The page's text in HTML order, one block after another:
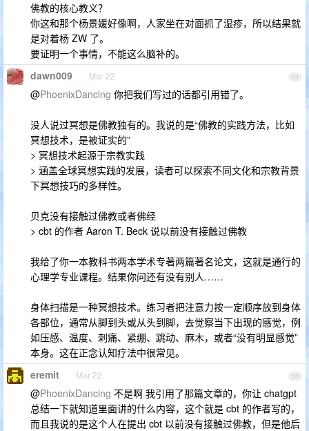
佛教的核心教义？
你这和那个杨景媛好像啊，人家坐在对面抓了湿疹，所以结果就
是对着杨 ZW 了。
要证明一个事情，不能这么脑补的。
54
dawn009 Mar 22
@PhoenixDancing 你把我们写过的话都引用错了。
没人说过冥想是佛教独有的。我说的是“佛教的实践方法，比如
冥想技术，是被证实的”
> 冥想技术起源于宗教实践
> 涵盖全球冥想实践的发展，读者可以探索不同文化和宗教背景
下冥想技巧的多样性。
贝克没有接触过佛教或者佛经
> cbt 的作者 Aaron T. Beck 说以前没有接触过佛教
我给了你一本教科书两本学术专著两篇著名论文，这就是通行的
心理学专业课程。结果你问还有没有别人……
身体扫描是一种冥想技术。练习者把注意力按一定顺序放到身体
各部位，通常从脚到头或从头到脚，去觉察当下出现的感觉，例
如压感、温度、刺痛、紧绷、跳动、麻木，或者“没有明显感觉”
本身。这在正念认知疗法中很常见。
55
eremit Mar 22
@PhoenixDancing 不是啊 我引用了那篇文章的，你让 chatgpt
总结一下就知道里面讲的什么内容，这个就是 cbt 的作者写的，
而且我说的是这个人在提出 cbt 以前没有接触过佛教，但是他后